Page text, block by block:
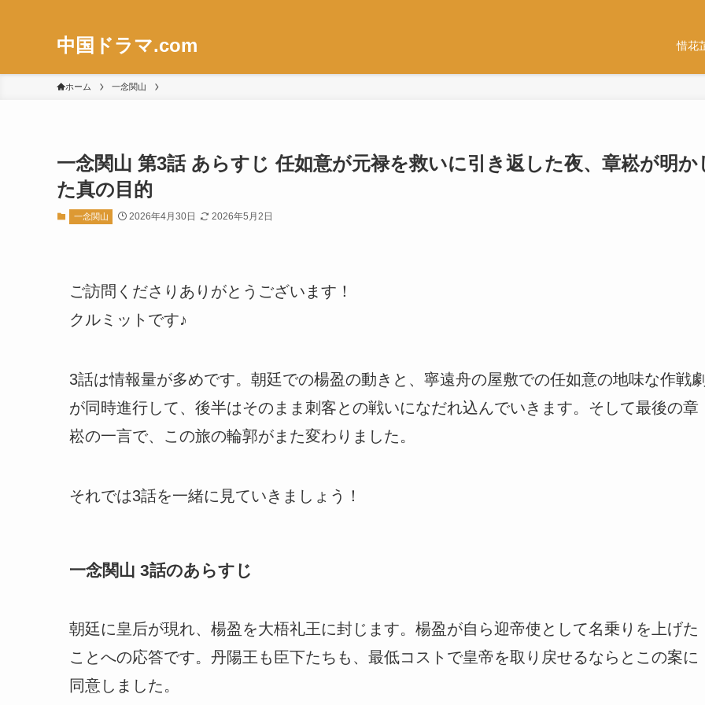
中国ドラマ.com 惜花
ホーム 一念関山
一念関山 第3話 あらすじ 任如意が元禄を救いに引き返した夜、章崧が明か
た真の目的
一念関山 2026年4月30日 2026年5月2日
ご訪問くださりありがとうございます！
クルミットです♪
3話は情報量が多めです。朝廷での楊盈の動きと、寧遠舟の屋敷での任如意の地味な作戦
が同時進行して、後半はそのまま刺客との戦いになだれ込んでいきます。そして最後の章
崧の一言で、この旅の輪郭がまた変わりました。
それでは3話を一緒に見ていきましょう！
一念関山 3話のあらすじ
朝廷に皇后が現れ、楊盈を大梧礼王に封じます。楊盈が自ら迎帝使として名乗りを上げた
ことへの応答です。丹陽王も臣下たちも、最低コストで皇帝を取り戻せるならとこの案に
同意しました。